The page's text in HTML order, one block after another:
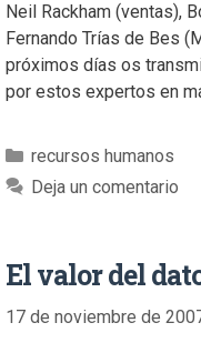
Neil Rackham (ventas),
Fernando Trías de Bes
próximos días os
por estos expertos en
recursos humanos
Deja un comentario
El valor del
17 de noviembre de